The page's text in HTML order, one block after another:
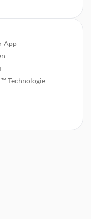
App
Technologie